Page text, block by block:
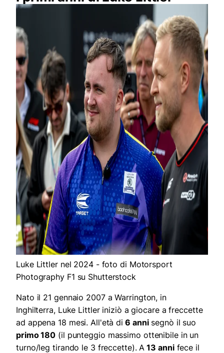
Luke Littler nel 2024 - foto di Motorsport
Photography F1 su Shutterstock
Nato il 21 gennaio 2007 a Warrington, in
Inghilterra, Luke Littler iniziò a giocare a freccette
ad appena 18 mesi. All'età di 6 annisegnò il suo
primo 180 (il punteggio massimo ottenibile in un
turno/leg tirando le 3 freccette). A 13 annifece il